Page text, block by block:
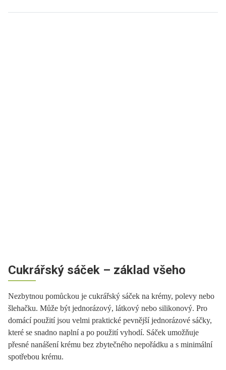
Cukrářský sáček – základ všeho
Nezbytnou pomůckou je cukrářský sáček na krémy, polevy nebo
šlehačku. Může být jednorázový, látkový nebo silikonový. Pro
domácí použití jsou velmi praktické pevnější jednorázové sáčky,
které se snadno naplní a po použití vyhodí. Sáček umožňuje
přesné nanášení krému bez zbytečného nepořádku a s minimální
spotřebou krému.